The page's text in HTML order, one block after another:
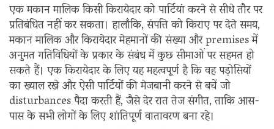
एक मकान मालिक किसी किरायेदार को पार्टियां करने से सीधे तौर पर
प्रतिबंधित नहीं कर सकता। हालाँकि, संपत्ति को किराए पर देते समय,
मकान मालिक और किरायेदार मेहमानों की संख्या और premises में
अनुमत गतिविधियों के प्रकार के संबंध में कुछ सीमाओं पर सहमत हो
सकते हैं। एक किरायेदार के लिए यह महत्वपूर्ण है कि वह पड़ोसियों
का ख्याल रखे और ऐसी पार्टियों की मेजबानी करने से बचें जो
disturbances पैदा करती हैं, जैसे देर रात तेज संगीत, ताकि आस-
पास के सभी लोगों के लिए शांतिपूर्ण वातावरण बना रहे।